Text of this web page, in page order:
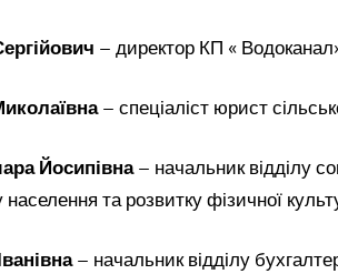
– директор КП «
– спеціаліст юрист
Йосипівна– начальник відділу
та розвитку фізичної
– начальник відділу